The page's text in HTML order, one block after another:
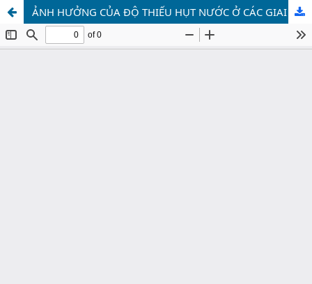
ẢNH HƯỞNG CỦA ĐỘ THIẾU HỤT NƯỚC Ở CÁC GIAI ĐOẠN SINH TRƯỞNG ĐẾN QUANG HỢP, NĂNG SUẤT VÀ HIỆU SUẤT SỬ DỤNG NƯỚC CỦA NGÔ NẾP